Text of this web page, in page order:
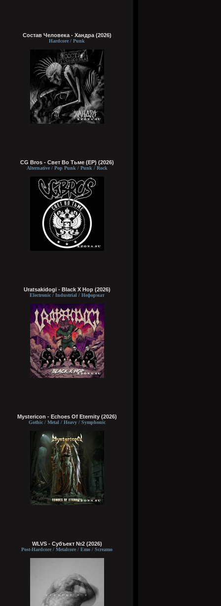
Состав Человека - Хандра (2026)
Hardcore / Punk
CG Bros - Свет Во Тьме (EP) (2026)
Alternative / Pop Punk / Punk / Rock
Uratsakidogi - Black X Hop (2026)
Electronic / Industrial / Неформат
Mystericon - Echoes Of Eternity (2026)
Gothic / Metal / Heavy / Symphonic
WLVS - Субъект №2 (2026)
Post-Hardcore / Metalcore / Emo / Screamo